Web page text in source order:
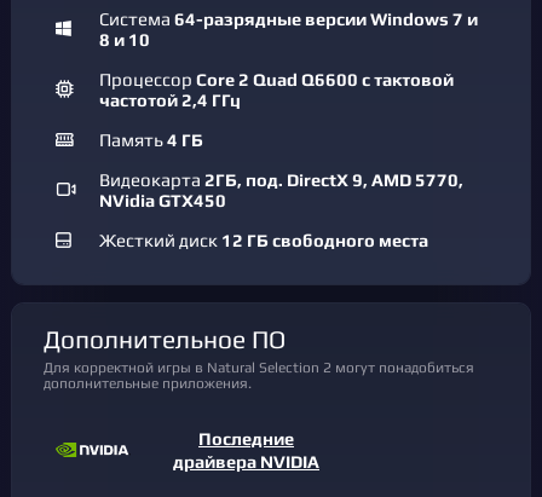
Система 64-разрядные версии Windows 7 и
8 и 10
Процессор Core 2 Quad Q6600 с тактовой
частотой 2,4 ГГц
Память4 ГБ
Видеокарта 2ГБ, под. DirectX 9, AMD 5770,
NVidia GTX450
Жесткий диск 12 ГБ свободного места
Дополнительное ПО
Для корректной игры в Natural Selection 2 могут понадобиться
дополнительные приложения.
Последние
драйвера NVIDIA